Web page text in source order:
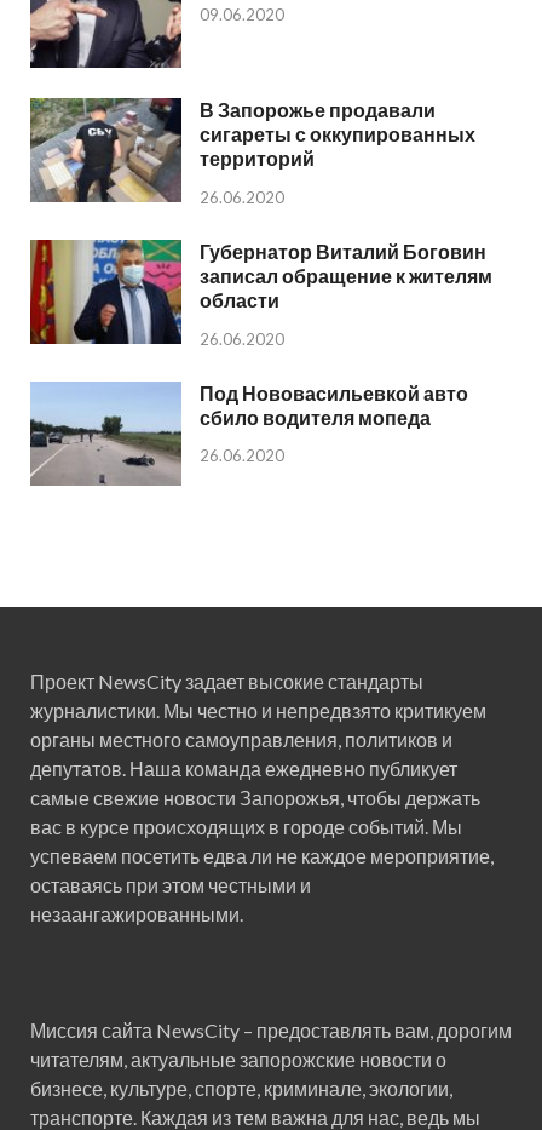
09.06.2020
В Запорожье продавали
сигареты с оккупированных
территорий
26.06.2020
Губернатор Виталий Боговин
записал обращение к жителям
области
26.06.2020
Под Нововасильевкой авто
сбило водителя мопеда
26.06.2020
Проект NewsCity задает высокие стандарты
журналистики. Мы честно и непредвзято критикуем
органы местного самоуправления, политиков и
депутатов. Наша команда ежедневно публикует
самые свежие новости Запорожья, чтобы держать
вас в курсе происходящих в городе событий. Мы
успеваем посетить едва ли не каждое мероприятие,
оставаясь при этом честными и
незаангажированными.
Миссия сайта NewsCity – предоставлять вам, дорогим
читателям, актуальные запорожские новости о
бизнесе, культуре, спорте, криминале, экологии,
транспорте. Каждая из тем важна для нас, ведь мы